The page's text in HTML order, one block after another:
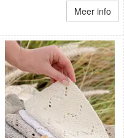
Meer info